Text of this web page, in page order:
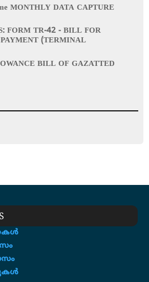
MONTHLY DATA CAPTURE
FORM TR-42 - BILL FOR
(TERMINAL
BILL OF GAZATTED